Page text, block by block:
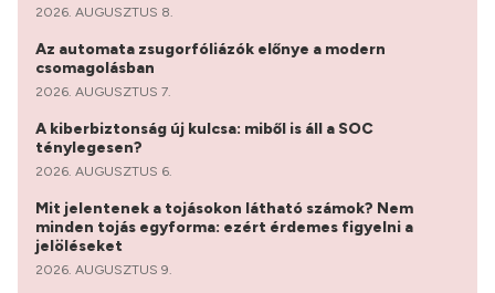
2026. AUGUSZTUS 8.
Az automata zsugorfóliázók előnye a modern
csomagolásban
2026. AUGUSZTUS 7.
A kiberbiztonság új kulcsa: miből is áll a SOC
ténylegesen?
2026. AUGUSZTUS 6.
Mit jelentenek a tojásokon látható számok? Nem
minden tojás egyforma: ezért érdemes figyelni a
jelöléseket
2026. AUGUSZTUS 9.